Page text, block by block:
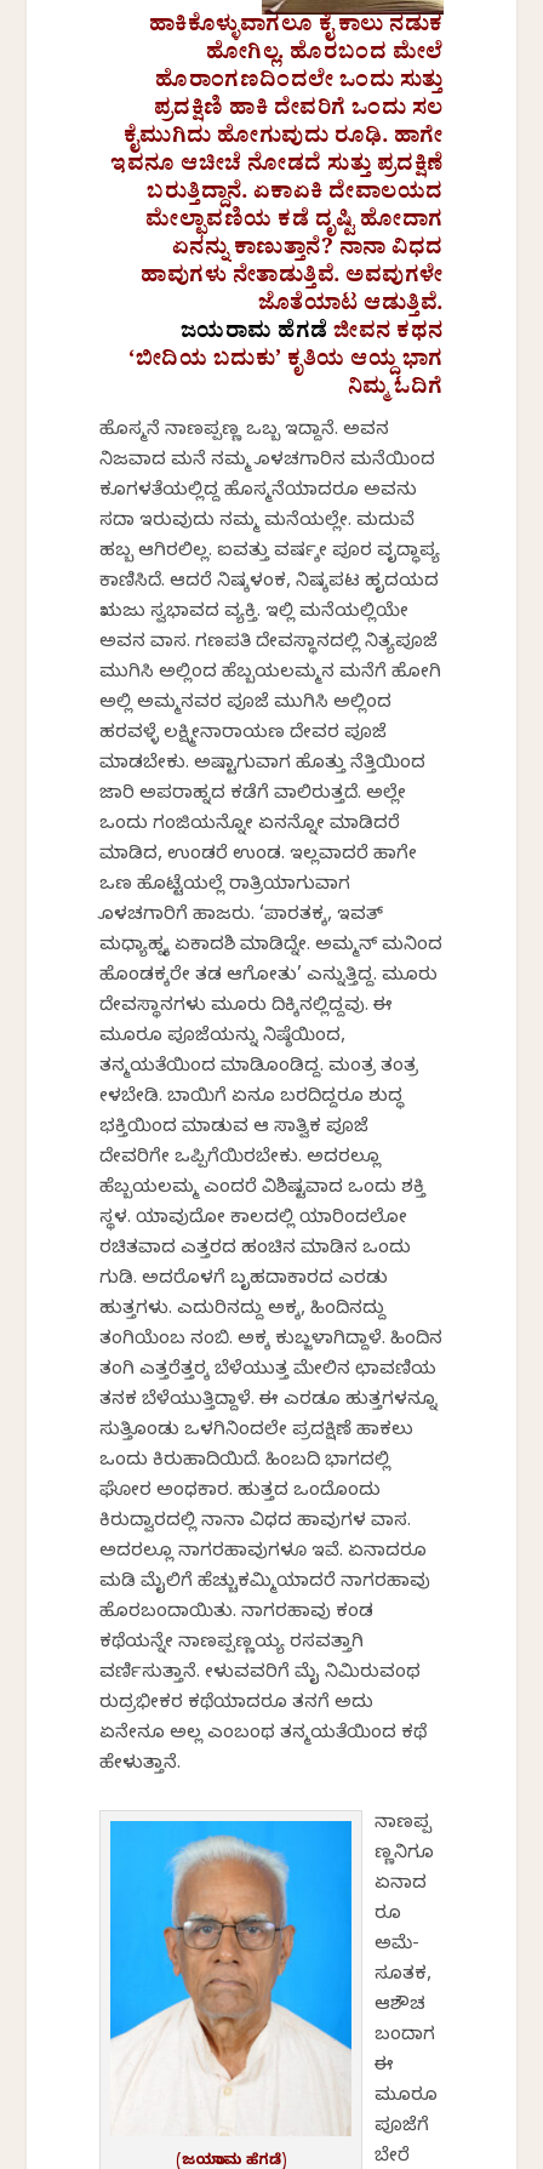
ಹಾಕಿಕೊಳ್ಳುವಾಗಲೂ ಕೈ ಕಾಲು ನಡುಕ
ಹೋಗಿಲ್ಲ. ಹೊರಬಂದ ಮೇಲೆ
ಹೊರಾಂಗಣದಿಂದಲೇ ಒಂದು ಸುತ್ತು
ಪ್ರದಕ್ಷಿಣಿ ಹಾಕಿ ದೇವರಿಗೆ ಒಂದು ಸಲ
ಕೈಮುಗಿದು ಹೋಗುವುದು ರೂಢಿ. ಹಾಗೇ
ಇವನೂ ಆಚೀಚೆ ನೋಡದೆ ಸುತ್ತು ಪ್ರದಕ್ಷಿಣೆ
ಬರುತ್ತಿದ್ದಾನೆ. ಏಕಾಏಕಿ ದೇವಾಲಯದ
ಮೇಲ್ಛಾವಣಿಯ ಕಡೆ ದೃಷ್ಟಿ ಹೋದಾಗ
ಏನನ್ನು ಕಾಣುತ್ತಾನೆ? ನಾನಾ ವಿಧದ
ಹಾವುಗಳು ನೇತಾಡುತ್ತಿವೆ. ಅವವುಗಳೇ
ಜೊತೆಯಾಟ ಆಡುತ್ತಿವೆ.
ಜಯರಾಮ ಹೆಗಡೆ ಜೀವನ ಕಥನ
‘ಬೀದಿಯ ಬದುಕು’ ಕೃತಿಯ ಆಯ್ದ ಭಾಗ
ನಿಮ್ಮ ಓದಿಗೆ
ಹೊಸ್ಮನೆ ನಾಣಪ್ಪಣ್ಣ ಒಬ್ಬ ಇದ್ದಾನೆ. ಅವನ
ನಿಜವಾದ ಮನೆ ನಮ್ಮ ಕೊಳಚಗಾರಿನ ಮನೆಯಿಂದ
ಕೂಗಳತೆಯಲ್ಲಿದ್ದ ಹೊಸ್ಮನೆಯಾದರೂ ಅವನು
ಸದಾ ಇರುವುದು ನಮ್ಮ ಮನೆಯಲ್ಲೇ. ಮದುವೆ
ಹಬ್ಬ ಆಗಿರಲಿಲ್ಲ. ಐವತ್ತು ವರ್ಷಕ್ಕೇ ಪೂರ ವೃದ್ಧಾಪ್ಯ
ಕಾಣಿಸಿದೆ. ಆದರೆ ನಿಷ್ಕಳಂಕ, ನಿಷ್ಕಪಟ ಹೃದಯದ
ಋಜು ಸ್ವಭಾವದ ವ್ಯಕ್ತಿ. ಇಲ್ಲಿ ಮನೆಯಲ್ಲಿಯೇ
ಅವನ ವಾಸ. ಗಣಪತಿ ದೇವಸ್ಥಾನದಲ್ಲಿ ನಿತ್ಯಪೂಜೆ
ಮುಗಿಸಿ ಅಲ್ಲಿಂದ ಹೆಬ್ಬಯಲಮ್ಮನ ಮನೆಗೆ ಹೋಗಿ
ಅಲ್ಲಿ ಅಮ್ಮನವರ ಪೂಜೆ ಮುಗಿಸಿ ಅಲ್ಲಿಂದ
ಹರವಳ್ಳೆ ಲಕ್ಷ್ಮೀನಾರಾಯಣ ದೇವರ ಪೂಜೆ
ಮಾಡಬೇಕು. ಅಷ್ಟಾಗುವಾಗ ಹೊತ್ತು ನೆತ್ತಿಯಿಂದ
ಜಾರಿ ಅಪರಾಹ್ನದ ಕಡೆಗೆ ವಾಲಿರುತ್ತದೆ. ಅಲ್ಲೇ
ಒಂದು ಗಂಜಿಯನ್ನೋ ಏನನ್ನೋ ಮಾಡಿದರೆ
ಮಾಡಿದ, ಉಂಡರೆ ಉಂಡ. ಇಲ್ಲವಾದರೆ ಹಾಗೇ
ಒಣ ಹೊಟ್ಟೆಯಲ್ಲೆ ರಾತ್ರಿಯಾಗುವಾಗ
ಕೊಳಚಗಾರಿಗೆ ಹಾಜರು. ‘ಪಾರತಕ್ಕ, ಇವತ್
ಮಧ್ಯಾಹ್ನಕ್ಕೆ ಏಕಾದಶಿ ಮಾಡಿದ್ನೇ. ಅಮ್ಮನ್ ಮನಿಂದ
ಹೊಂಡಕ್ಕರೇ ತಡ ಆಗೋತು’ ಎನ್ನುತ್ತಿದ್ದ. ಮೂರು
ದೇವಸ್ಥಾನಗಳು ಮೂರು ದಿಕ್ಕಿನಲ್ಲಿದ್ದವು. ಈ
ಮೂರೂ ಪೂಜೆಯನ್ನು ನಿಷ್ಠೆಯಿಂದ,
ತನ್ಮಯತೆಯಿಂದ ಮಾಡಿಕೊಂಡಿದ್ದ. ಮಂತ್ರ ತಂತ್ರ
ಕೇಳಬೇಡಿ. ಬಾಯಿಗೆ ಏನೂ ಬರದಿದ್ದರೂ ಶುದ್ಧ
ಭಕ್ತಿಯಿಂದ ಮಾಡುವ ಆ ಸಾತ್ವಿಕ ಪೂಜೆ
ದೇವರಿಗೇ ಒಪ್ಪಿಗೆಯಿರಬೇಕು. ಅದರಲ್ಲೂ
ಹೆಬ್ಬಯಲಮ್ಮ ಎಂದರೆ ವಿಶಿಷ್ಟವಾದ ಒಂದು ಶಕ್ತಿ
ಸ್ಥಳ. ಯಾವುದೋ ಕಾಲದಲ್ಲಿ ಯಾರಿಂದಲೋ
ರಚಿತವಾದ ಎತ್ತರದ ಹಂಚಿನ ಮಾಡಿನ ಒಂದು
ಗುಡಿ. ಅದರೊಳಗೆ ಬೃಹದಾಕಾರದ ಎರಡು
ಹುತ್ತಗಳು. ಎದುರಿನದ್ದು ಅಕ್ಕ, ಹಿಂದಿನದ್ದು
ತಂಗಿಯೆಂಬ ನಂಬಿಕೆ. ಅಕ್ಕ ಕುಬ್ಜಳಾಗಿದ್ದಾಳೆ. ಹಿಂದಿನ
ತಂಗಿ ಎತ್ತರೆತ್ತರಕ್ಕೆ ಬೆಳೆಯುತ್ತ ಮೇಲಿನ ಛಾವಣಿಯ
ತನಕ ಬೆಳೆಯುತ್ತಿದ್ದಾಳೆ. ಈ ಎರಡೂ ಹುತ್ತಗಳನ್ನೂ
ಸುತ್ತಿಕೊಂಡು ಒಳಗಿನಿಂದಲೇ ಪ್ರದಕ್ಷಿಣೆ ಹಾಕಲು
ಒಂದು ಕಿರುಹಾದಿಯಿದೆ. ಹಿಂಬದಿ ಭಾಗದಲ್ಲಿ
ಘೋರ ಅಂಧಕಾರ. ಹುತ್ತದ ಒಂದೊಂದು
ಕಿರುದ್ವಾರದಲ್ಲಿ ನಾನಾ ವಿಧದ ಹಾವುಗಳ ವಾಸ.
ಅದರಲ್ಲೂ ನಾಗರಹಾವುಗಳೂ ಇವೆ. ಏನಾದರೂ
ಮಡಿ ಮೈಲಿಗೆ ಹೆಚ್ಚುಕಮ್ಮಿಯಾದರೆ ನಾಗರಹಾವು
ಹೊರಬಂದಾಯಿತು. ನಾಗರಹಾವು ಕಂಡ
ಕಥೆಯನ್ನೇ ನಾಣಪ್ಪಣ್ಣಯ್ಯ ರಸವತ್ತಾಗಿ
ವರ್ಣಿಸುತ್ತಾನೆ. ಕೇಳುವವರಿಗೆ ಮೈ ನಿಮಿರುವಂಥ
ರುದ್ರಭೀಕರ ಕಥೆಯಾದರೂ ತನಗೆ ಅದು
ಏನೇನೂ ಅಲ್ಲ ಎಂಬಂಥ ತನ್ಮಯತೆಯಿಂದ ಕಥೆ
ಹೇಳುತ್ತಾನೆ.
(ಜಯರಾಮ ಹೆಗಡೆ)
ನಾಣಪ್ಪ
ಣ್ಣನಿಗೂ
ಏನಾದ
ರೂ
ಅಮೆ-
ಸೂತಕ,
ಆಶೌಚ
ಬಂದಾಗ
ಈ
ಮೂರೂ
ಪೂಜೆಗೆ
ಬೇರೆ